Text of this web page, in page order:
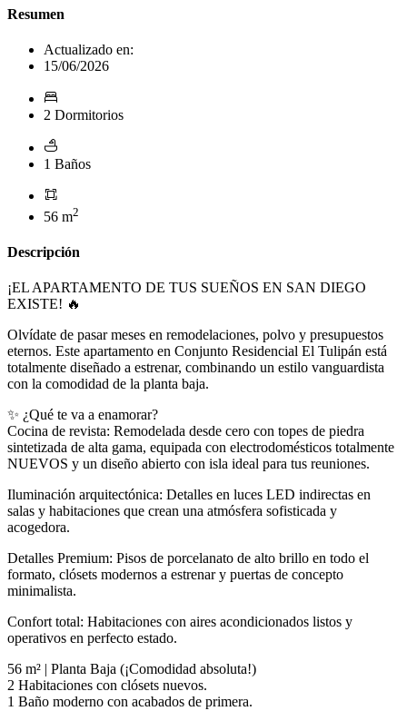
Resumen
Actualizado en:
15/06/2026
2 Dormitorios
1 Baños
56 m2
Descripción
¡EL APARTAMENTO DE TUS SUEÑOS EN SAN DIEGO
EXISTE! 🔥
Olvídate de pasar meses en remodelaciones, polvo y presupuestos
eternos. Este apartamento en Conjunto Residencial El Tulipán está
totalmente diseñado a estrenar, combinando un estilo vanguardista
con la comodidad de la planta baja.
✨ ¿Qué te va a enamorar?
Cocina de revista: Remodelada desde cero con topes de piedra
sintetizada de alta gama, equipada con electrodomésticos totalmente
NUEVOS y un diseño abierto con isla ideal para tus reuniones.
Iluminación arquitectónica: Detalles en luces LED indirectas en
salas y habitaciones que crean una atmósfera sofisticada y
acogedora.
Detalles Premium: Pisos de porcelanato de alto brillo en todo el
formato, clósets modernos a estrenar y puertas de concepto
minimalista.
Confort total: Habitaciones con aires acondicionados listos y
operativos en perfecto estado.
56 m² | Planta Baja (¡Comodidad absoluta!)
2 Habitaciones con clósets nuevos.
1 Baño moderno con acabados de primera.